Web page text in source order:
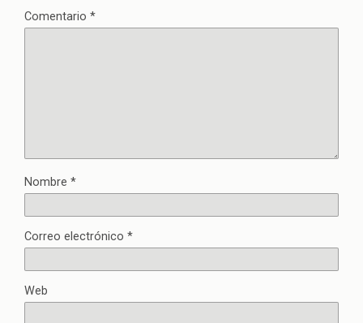
Comentario *
Nombre *
Correo electrónico *
Web